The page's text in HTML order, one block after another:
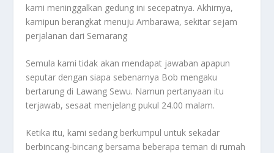
kami meninggalkan gedung ini secepatnya. Akhirnya,
kamipun berangkat menuju Ambarawa, sekitar sejam
perjalanan dari Semarang
Semula kami tidak akan mendapat jawaban apapun
seputar dengan siapa sebenarnya Bob mengaku
bertarung di Lawang Sewu. Namun pertanyaan itu
terjawab, sesaat menjelang pukul 24.00 malam.
Ketika itu, kami sedang berkumpul untuk sekadar
berbincang-bincang bersama beberapa teman di rumah